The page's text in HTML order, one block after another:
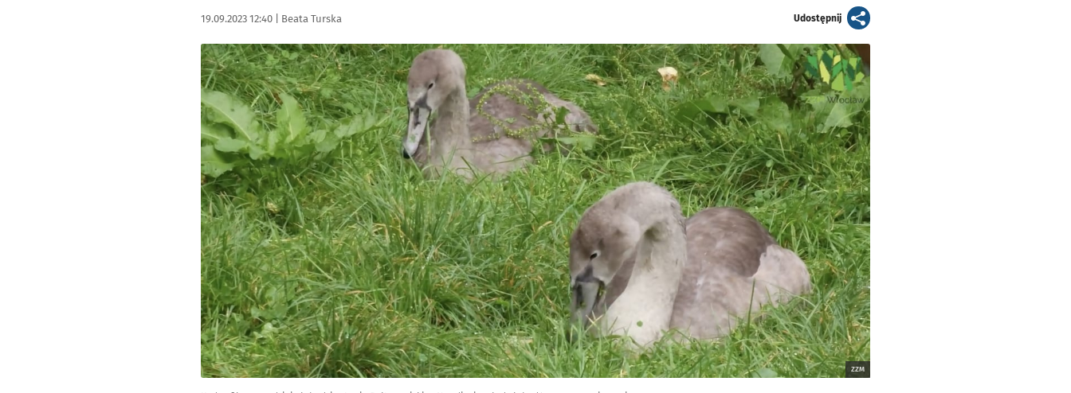
Data publikacji:
19.09.2023 12:40 | Autor:
Beata Turska Udostępnijartykuł
Kliknij, aby powiększyć
ZZM